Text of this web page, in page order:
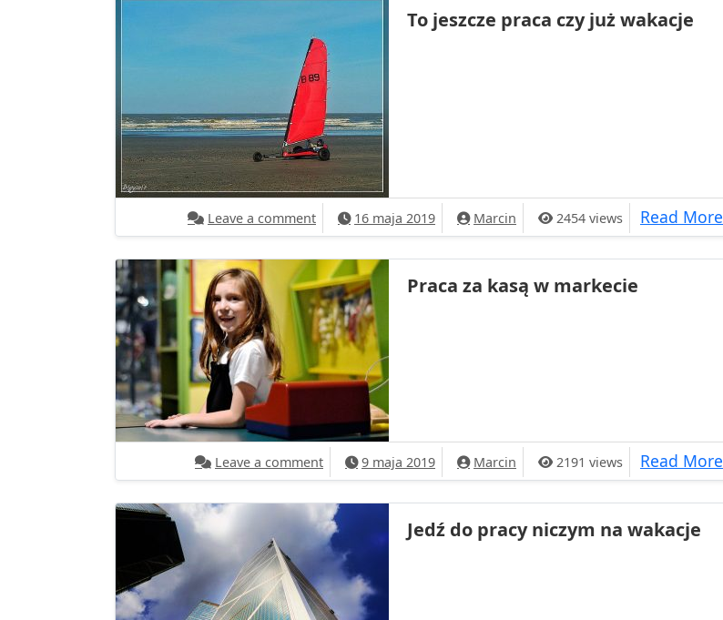
To jeszcze praca czy już wakacje
Leave a commenton To jeszcze praca czy już wakacje
16 maja 2019 Marcin 2454 views Read More
Praca za kasą w markecie
Leave a commenton Praca za kasą w markecie
9 maja 2019 Marcin 2191 views Read More
Jedź do pracy niczym na wakacje